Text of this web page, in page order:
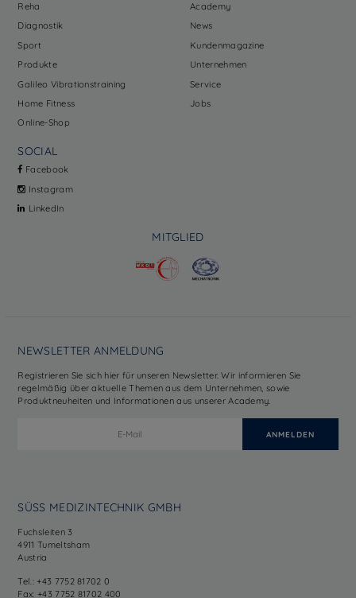
Reha
Diagnostik
Sport
Produkte
Galileo Vibrationstraining
Home Fitness
Online-Shop
Academy
News
Kundenmagazine
Unternehmen
Service
Jobs
SOCIAL
Facebook
Instagram
LinkedIn
MITGLIED
NEWSLETTER ANMELDUNG
Registrieren Sie sich hier für unseren Newsletter. Wir informieren Sie
regelmäßig über aktuelle Themen aus dem Unternehmen, sowie
Produktneuheiten und Informationen aus unserer Academy.
SÜSS MEDIZINTECHNIK GMBH
Fuchsleiten 3
4911 Tumeltsham
Austria
Tel.: +43 7752 81702 0
Fax: +43 7752 81702 400